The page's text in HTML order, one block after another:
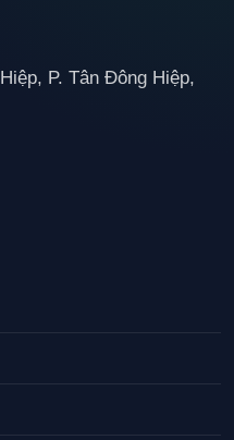
P. Tân Đông Hiệp,